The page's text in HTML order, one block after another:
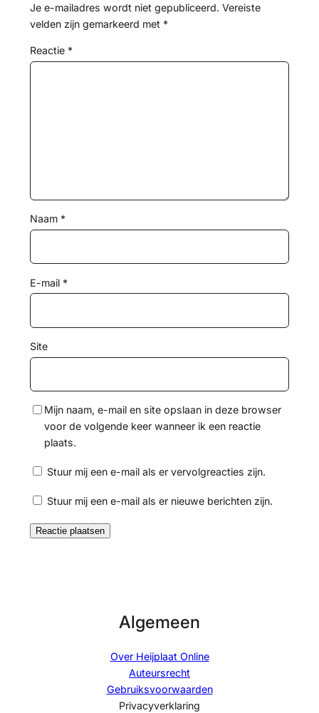
Je e-mailadres wordt niet gepubliceerd. Vereiste
velden zijn gemarkeerd met *
Reactie *
Naam *
E-mail *
Site
Mijn naam, e-mail en site opslaan in deze browser
voor de volgende keer wanneer ik een reactie
plaats.
Stuur mij een e-mail als er vervolgreacties zijn.
Stuur mij een e-mail als er nieuwe berichten zijn.
Algemeen
Over Heijplaat Online
Auteursrecht
Gebruiksvoorwaarden
Privacyverklaring